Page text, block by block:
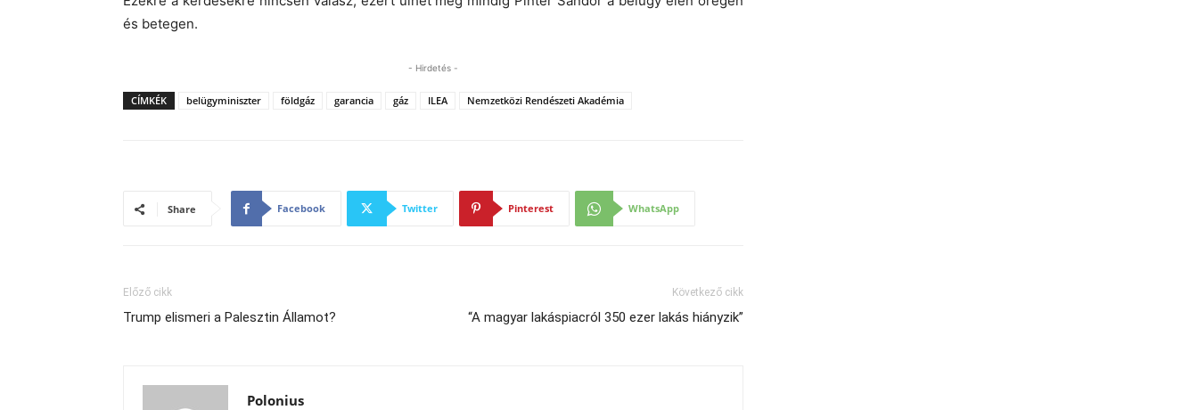
és betegen.
- Hirdetés -
CÍMKÉK belügyminiszter földgáz garancia gáz ILEA Nemzetközi Rendészeti Akadémia
Share Facebook Twitter Pinterest WhatsApp
Előző cikk
Trump elismeri a Palesztin Államot?
Következő cikk
“A magyar lakáspiacról 350 ezer lakás hiányzik”
Polonius